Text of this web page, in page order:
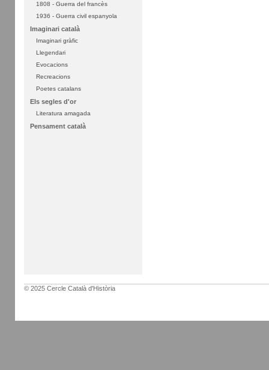
1808 - Guerra del francès
1936 - Guerra civil espanyola
Imaginari català
Imaginari gràfic
Llegendari
Evocacions
Recreacions
Poetes catalans
Els segles d'or
Literatura amagada
Pensament català
© 2025 Cercle Català d'Història